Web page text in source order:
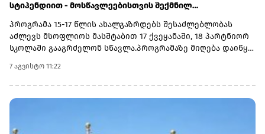
სტიპენდიით - მოსწავლეებისთვის შექმნილ
პროგრამა 15-17 წლის ახალგაზრდებს შესაძლებლობას
აძლევს მსოფლიოს მასშტაბით 17 ქვეყანაში, 18 პარტნიორ
სკოლაში გააგრძელონ სწავლა.პროგრამაზე მიღება დაიწყო
ეწვიეთ ვებგვერდს. ინფორმაციისთვის, გაერთიანებული
მსოფლიო სკოლები (UWC) წარმოადგენს საერთაშორისო
საგანმანათლებლო მოძრაობას ახალგაზრდებისთვის,
სხვადასხვა ერისა და კულტურის დასაახლოებლად და ამ
გზით შეუწყოს ხელი მშვიდობიანი და მდგრადი მომავლის
7 აგვისტო 11:22